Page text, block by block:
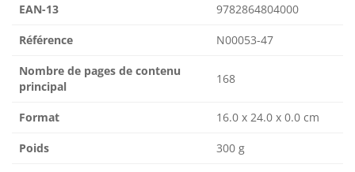
EAN-13 9782864804000
Référence N00053-47
Nombre de pages de contenu
principal
168
Format 16.0 x 24.0 x 0.0 cm
Poids 300 g